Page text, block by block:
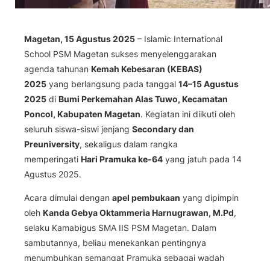
Magetan, 15 Agustus 2025 – Islamic International
School PSM Magetan sukses menyelenggarakan
agenda tahunan Kemah Kebesaran (KEBAS)
2025 yang berlangsung pada tanggal 14–15 Agustus
2025 di Bumi Perkemahan Alas Tuwo, Kecamatan
Poncol, Kabupaten Magetan. Kegiatan ini diikuti oleh
seluruh siswa-siswi jenjang Secondary dan
Preuniversity, sekaligus dalam rangka
memperingati Hari Pramuka ke-64 yang jatuh pada 14
Agustus 2025.
Acara dimulai dengan apel pembukaan yang dipimpin
oleh Kanda Gebya Oktammeria Harnugrawan, M.Pd,
selaku Kamabigus SMA IIS PSM Magetan. Dalam
sambutannya, beliau menekankan pentingnya
menumbuhkan semangat Pramuka sebagai wadah